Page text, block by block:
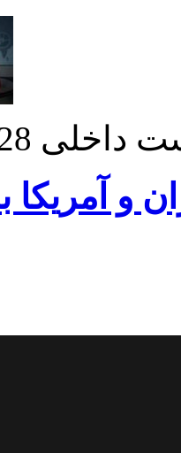
داخلی 28 خرداد
و